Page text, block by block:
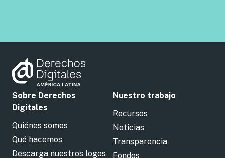
Sobre Derechos
Digitales
Quiénes somos
Qué hacemos
Descarga nuestros logos
Nuestro trabajo
Recursos
Noticias
Transparencia
Fondos